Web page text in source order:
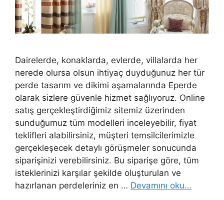
Dairelerde, konaklarda, evlerde, villalarda her
nerede olursa olsun ihtiyaç duyduğunuz her tür
perde tasarım ve dikimi aşamalarında Eperde
olarak sizlere güvenle hizmet sağlıyoruz. Online
satış gerçekleştirdiğimiz sitemiz üzerinden
sunduğumuz tüm modelleri inceleyebilir, fiyat
teklifleri alabilirsiniz, müşteri temsilcilerimizle
gerçekleşecek detaylı görüşmeler sonucunda
siparişinizi verebilirsiniz. Bu siparişe göre, tüm
isteklerinizi karşılar şekilde oluşturulan ve
hazırlanan perdeleriniz en … Devamını oku…